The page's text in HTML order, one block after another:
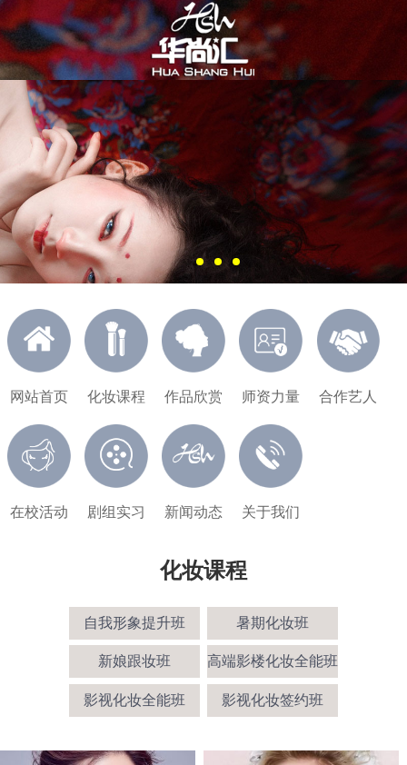
网站首页 化妆课程 作品欣赏 师资力量 合作艺人
在校活动 剧组实习 新闻动态 关于我们
化妆课程
自我形象提升班 暑期化妆班
新娘跟妆班 高端影楼化妆全能班
影视化妆全能班 影视化妆签约班